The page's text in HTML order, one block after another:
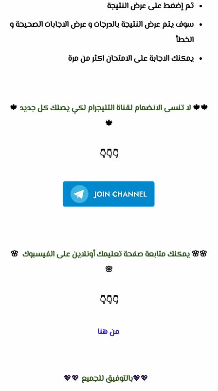
ثم إضغط على عرض النتيجة
سوف يتم عرض النتيجة بالدرجات و عرض الاجابات الصحيحة و
الخطأ
يمكنك الاجابة على الامتحان اكثر من مرة
🍁🍁 لا تنسى الانضمام لقناة التليجرام لكي يصلك كل جديد 🍁
🍁
👇
👇
👇
🌸🌸 يمكنك متابعة صفحة تعليمك أونلاين على الفيسبوك 🌸
🌸
👇
👇
👇
من هنا
💖💖بالتوفيق للجميع 💖💖